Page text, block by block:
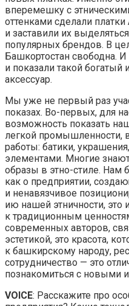
вперемешку с
оттенками сделали
и заставили их
популярных брендов. В
Башкортостан свободна.
и показали такой
аксессуар.
Мы уже не первый раз
показах. Во-первых, для
возможность показать
легкой промышленности,
работы: батики,
элементами. Многие
образы в этно-стиле. Нам
как о предприятии,
и ненавязчивое
ию нашей этничности, это
к традиционным
современных авторов,
эстетикой, это красота,
к башкирскому народу,
сотрудничество — это
познакомиться с новыми
VOICE: Расскажите про